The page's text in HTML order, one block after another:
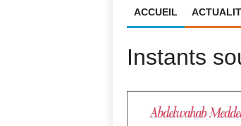
ACCUEIL
Instants